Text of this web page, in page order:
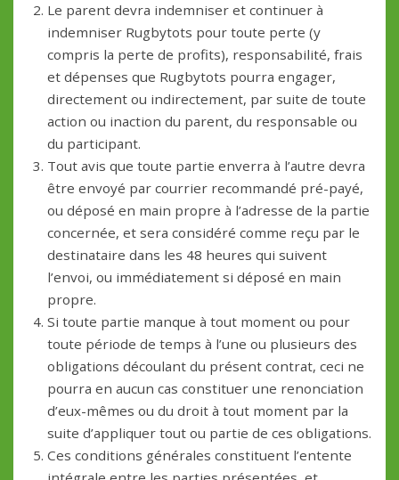
Le parent devra indemniser et continuer à
indemniser Rugbytots pour toute perte (y
compris la perte de profits), responsabilité, frais
et dépenses que Rugbytots pourra engager,
directement ou indirectement, par suite de toute
action ou inaction du parent, du responsable ou
du participant.
Tout avis que toute partie enverra à l’autre devra
être envoyé par courrier recommandé pré-payé,
ou déposé en main propre à l’adresse de la partie
concernée, et sera considéré comme reçu par le
destinataire dans les 48 heures qui suivent
l’envoi, ou immédiatement si déposé en main
propre.
Si toute partie manque à tout moment ou pour
toute période de temps à l’une ou plusieurs des
obligations découlant du présent contrat, ceci ne
pourra en aucun cas constituer une renonciation
d’eux-mêmes ou du droit à tout moment par la
suite d’appliquer tout ou partie de ces obligations.
Ces conditions générales constituent l’entente